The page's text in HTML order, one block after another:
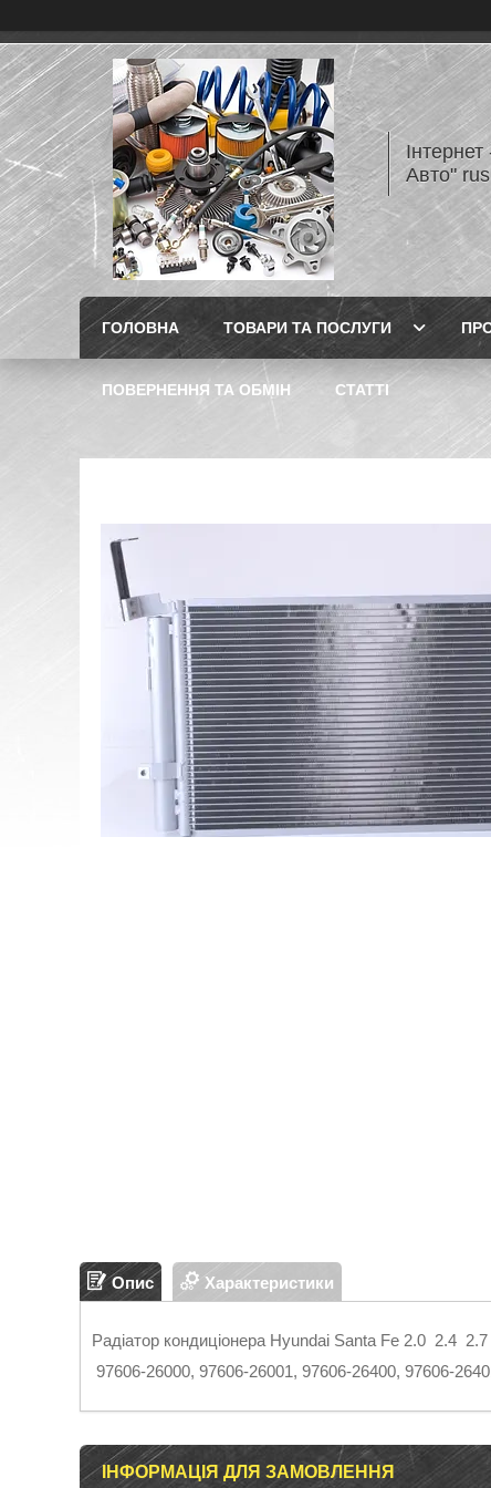
Авто"
ГОЛОВНА ТОВАРИ ТА ПОСЛУГИ
ПОВЕРНЕННЯ ТА ОБМІН СТАТТІ
Опис Характеристики
Радіатор кондиціонера Hyundai Santa Fe 2.0 2.4
97606-26000, 97606-26001, 97606-26400, 97606-
ІНФОРМАЦІЯ ДЛЯ ЗАМОВЛЕННЯ